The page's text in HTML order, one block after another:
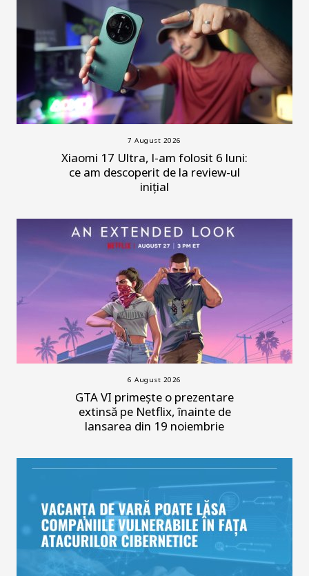
7 August 2026
Xiaomi 17 Ultra, l-am folosit 6 luni:
ce am descoperit de la review-ul
inițial
6 August 2026
GTA VI primește o prezentare
extinsă pe Netflix, înainte de
lansarea din 19 noiembrie